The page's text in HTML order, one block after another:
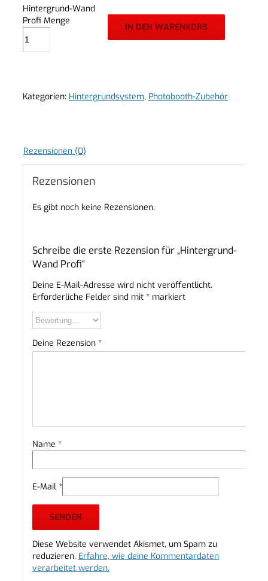
Hintergrund-Wand
Profi Menge
IN DEN WARENKORB
Kategorien: Hintergrundsystem, Photobooth-Zubehör
Rezensionen (0)
Rezensionen
Es gibt noch keine Rezensionen.
Schreibe die erste Rezension für „Hintergrund-
Wand Profi“
Deine E-Mail-Adresse wird nicht veröffentlicht.
Erforderliche Felder sind mit *markiert
Deine Rezension *
Name *
E-Mail *
Diese Website verwendet Akismet, um Spam zu
reduzieren. Erfahre, wie deine Kommentardaten
verarbeitet werden.